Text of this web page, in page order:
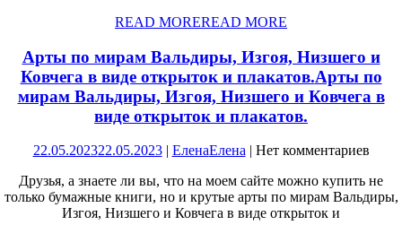
READ MOREREAD MORE
Арты по мирам Вальдиры, Изгоя, Низшего и
Ковчега в виде открыток и плакатов.Арты по
мирам Вальдиры, Изгоя, Низшего и Ковчега в
виде открыток и плакатов.
22.05.202322.05.2023 | ЕленаЕлена | Нет комментариев
Друзья, а знаете ли вы, что на моем сайте можно купить не
только бумажные книги, но и крутые арты по мирам Вальдиры,
Изгоя, Низшего и Ковчега в виде открыток и